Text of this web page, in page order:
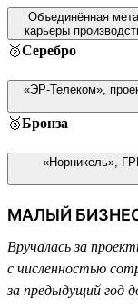
Объединённая
карьеры
🥈Серебро
«ЭР-Телеком»,
🥉Бронза
«Норникель»,
МАЛЫЙ
Вручалась за
с численностью
за предыдущий год